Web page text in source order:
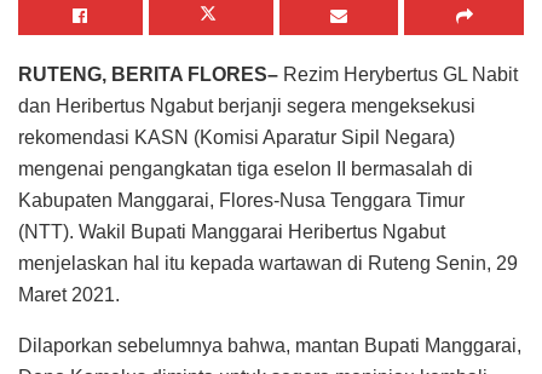
RUTENG, BERITA FLORES– Rezim Herybertus GL Nabit
dan Heribertus Ngabut berjanji segera mengeksekusi
rekomendasi KASN (Komisi Aparatur Sipil Negara)
mengenai pengangkatan tiga eselon II bermasalah di
Kabupaten Manggarai, Flores-Nusa Tenggara Timur
(NTT). Wakil Bupati Manggarai Heribertus Ngabut
menjelaskan hal itu kepada wartawan di Ruteng Senin, 29
Maret 2021.
Dilaporkan sebelumnya bahwa, mantan Bupati Manggarai,